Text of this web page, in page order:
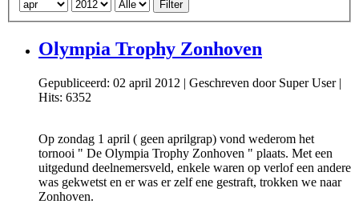
Filter
Olympia Trophy Zonhoven
Gepubliceerd: 02 april 2012 | Geschreven door Super User|
Hits: 6352
Op zondag 1 april ( geen aprilgrap) vond wederom het
tornooi " De Olympia Trophy Zonhoven " plaats. Met een
uitgedund deelnemersveld, enkele waren op verlof een andere
was gekwetst en er was er zelf ene gestraft, trokken we naar
Zonhoven.